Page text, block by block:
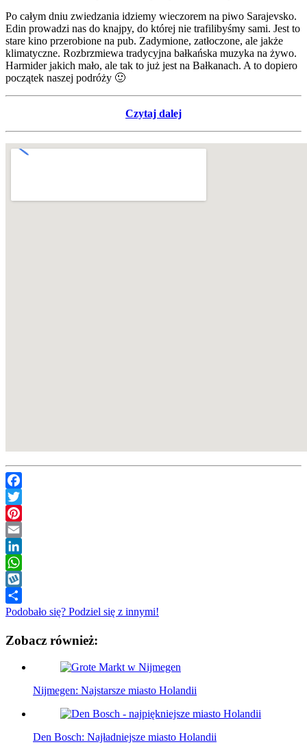
Po całym dniu zwiedzania idziemy wieczorem na piwo Sarajevsko.
Edin prowadzi nas do knajpy, do której nie trafilibyśmy sami. Jest to
stare kino przerobione na pub. Zadymione, zatłoczone, ale jakże
klimatyczne. Rozbrzmiewa tradycyjna bałkańska muzyka na żywo.
Harmider jakich mało, ale tak to już jest na Bałkanach. A to dopiero
początek naszej podróży 🙂
Czytaj dalej
Facebook
Twitter
Pinterest
Email
LinkedIn
WhatsApp
Wykop
Podobało się? Podziel się z innymi!
Zobacz również:
Nijmegen: Najstarsze miasto Holandii
Den Bosch: Najładniejsze miasto Holandii